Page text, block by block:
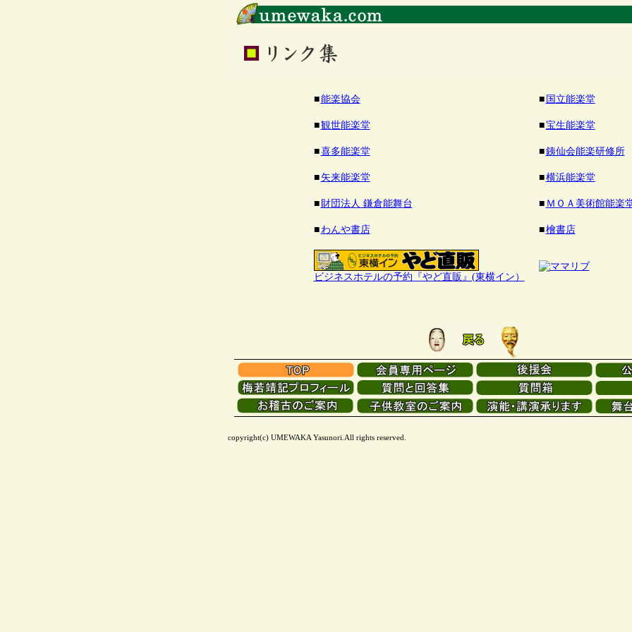
■能楽協会 ■ 国立能楽堂
■観世能楽堂 ■宝生能楽堂
■喜多能楽堂 ■銕仙会能楽研修所
■ 矢来能楽堂 ■横浜能楽堂
■ 財団法人 鎌倉能舞台 ■ ＭＯＡ美術館能楽
■わんや書店 ■檜書店
ビジネスホテルの予約『やど直販』(東横イン）
copyright(c) UMEWAKA Yasunori.All rights reserved.